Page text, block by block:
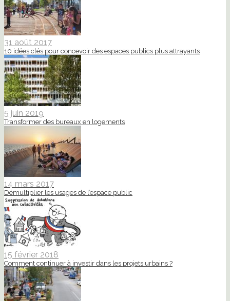
31 août 2017
10 idées clés pour concevoir des espaces publics plus attrayants
5 juin 2019
Transformer des bureaux en logements
14 mars 2017
Démultiplier les usages de l’espace public
15 février 2018
Comment continuer à investir dans les projets urbains ?